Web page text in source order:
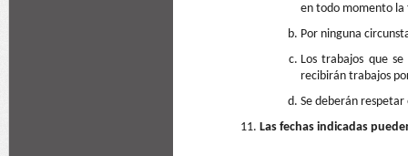
en todo momento la
Por ninguna
Los trabajos que
recibirán trabajos
Se deberán
Las fechas indicadas